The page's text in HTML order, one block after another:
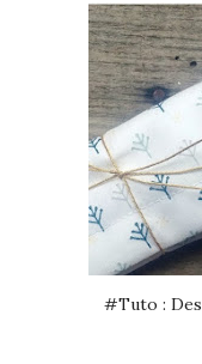
#Tuto :